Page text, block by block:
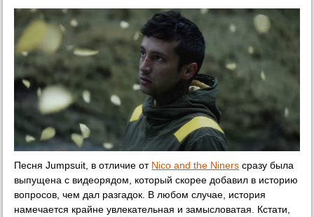
Песня Jumpsuit, в отличие от Nico and the Niners сразу была
выпущена с видеорядом, который скорее добавил в историю
вопросов, чем дал разгадок. В любом случае, история
намечается крайне увлекательная и замысловатая. Кстати,